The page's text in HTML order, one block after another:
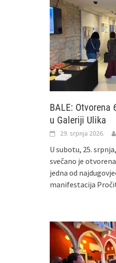
BALE:
u Galeriji Ulika
29. srpnja 2026.
U subotu, 25.
svečano je
jedna od
manifestacija